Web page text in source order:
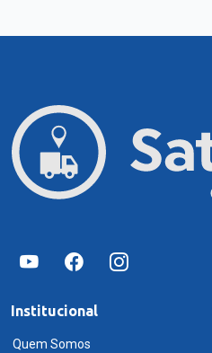
Institucional
Quem Somos